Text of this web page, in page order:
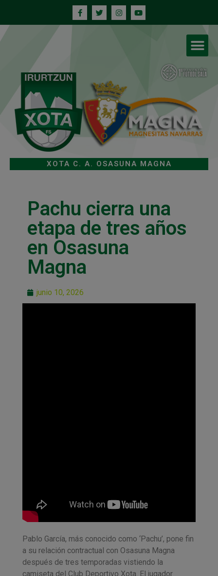
XOTA C. A. OSASUNA MAGNA
Pachu cierra una
etapa de tres años
en Osasuna
Magna
junio 10, 2026
Pablo García, más conocido como ‘Pachu’, pone fin
a su relación contractual con Osasuna Magna
después de tres temporadas vistiendo la
camiseta del Club Deportivo Xota. El jugador